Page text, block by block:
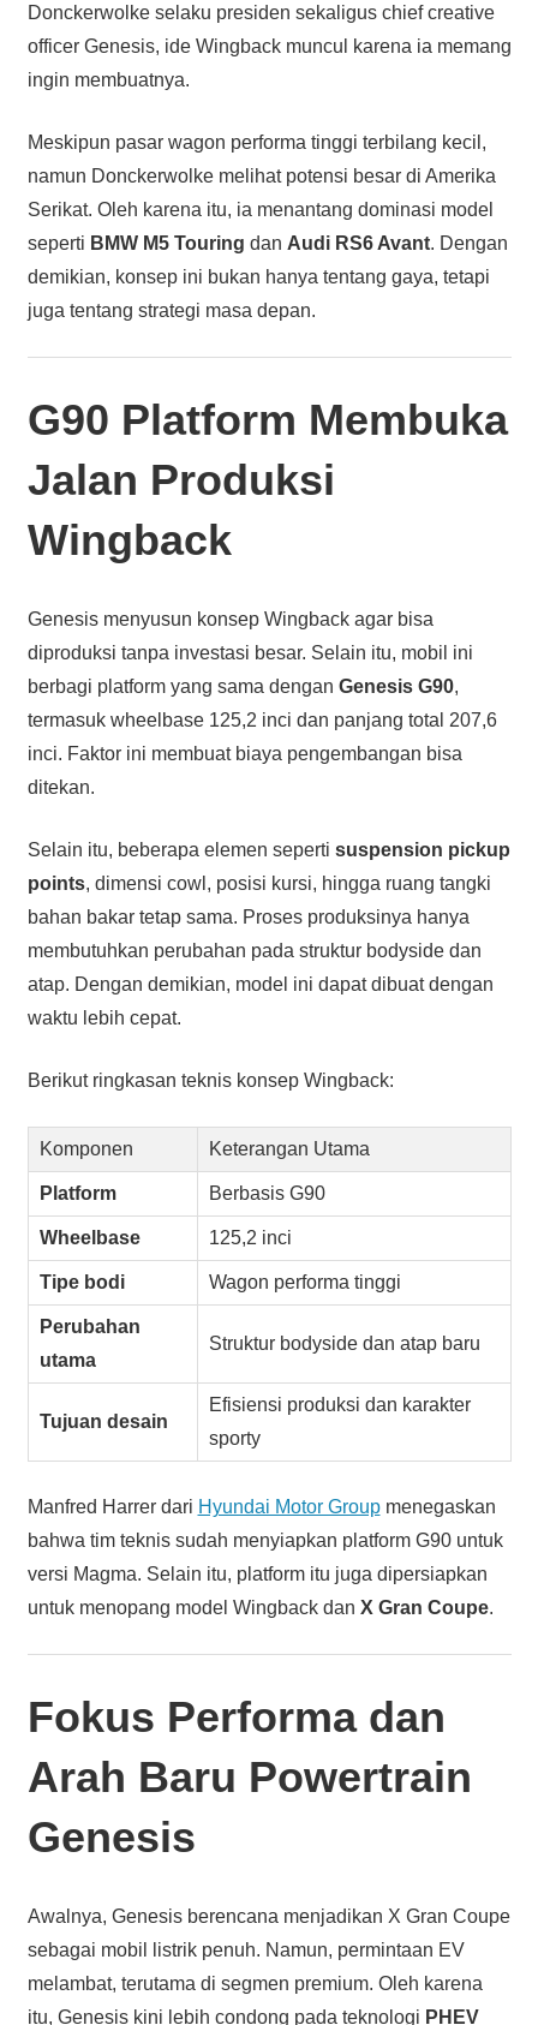
Donckerwolke selaku presiden sekaligus chief creative
officer Genesis, ide Wingback muncul karena ia memang
ingin membuatnya.
Meskipun pasar wagon performa tinggi terbilang kecil,
namun Donckerwolke melihat potensi besar di Amerika
Serikat. Oleh karena itu, ia menantang dominasi model
seperti BMW M5 Touring dan Audi RS6 Avant. Dengan
demikian, konsep ini bukan hanya tentang gaya, tetapi
juga tentang strategi masa depan.
G90 Platform Membuka
Jalan Produksi
Wingback
Genesis menyusun konsep Wingback agar bisa
diproduksi tanpa investasi besar. Selain itu, mobil ini
berbagi platform yang sama dengan Genesis G90,
termasuk wheelbase 125,2 inci dan panjang total 207,6
inci. Faktor ini membuat biaya pengembangan bisa
ditekan.
Selain itu, beberapa elemen seperti suspension pickup
points, dimensi cowl, posisi kursi, hingga ruang tangki
bahan bakar tetap sama. Proses produksinya hanya
membutuhkan perubahan pada struktur bodyside dan
atap. Dengan demikian, model ini dapat dibuat dengan
waktu lebih cepat.
Berikut ringkasan teknis konsep Wingback:
Komponen Keterangan Utama
Platform Berbasis G90
Wheelbase 125,2 inci
Tipe bodi Wagon performa tinggi
Perubahan
utama
Struktur bodyside dan atap baru
Tujuan desain
Efisiensi produksi dan karakter
sporty
Manfred Harrer dari Hyundai Motor Groupmenegaskan
bahwa tim teknis sudah menyiapkan platform G90 untuk
versi Magma. Selain itu, platform itu juga dipersiapkan
untuk menopang model Wingback dan X Gran Coupe.
Fokus Performa dan
Arah Baru Powertrain
Genesis
Awalnya, Genesis berencana menjadikan X Gran Coupe
sebagai mobil listrik penuh. Namun, permintaan EV
melambat, terutama di segmen premium. Oleh karena
itu, Genesis kini lebih condong pada teknologi PHEV